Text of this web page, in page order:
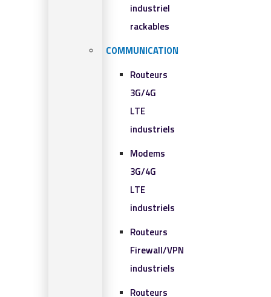
industriel
rackables​
COMMUNICATION
Routeurs
3G/4G
LTE
industriels
Modems
3G/4G
LTE
industriels
Routeurs
Firewall/VPN
industriels
Routeurs